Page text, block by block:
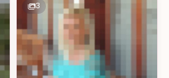
3